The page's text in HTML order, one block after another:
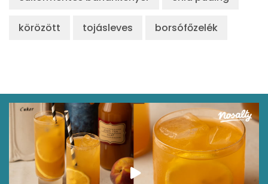
körözött tojásleves borsófőzelék